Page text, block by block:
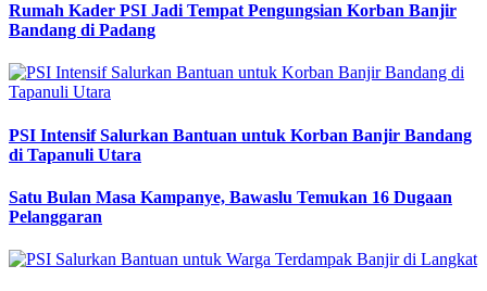
Rumah Kader PSI Jadi Tempat Pengungsian Korban Banjir
Bandang di Padang
PSI Intensif Salurkan Bantuan untuk Korban Banjir Bandang
di Tapanuli Utara
Satu Bulan Masa Kampanye, Bawaslu Temukan 16 Dugaan
Pelanggaran